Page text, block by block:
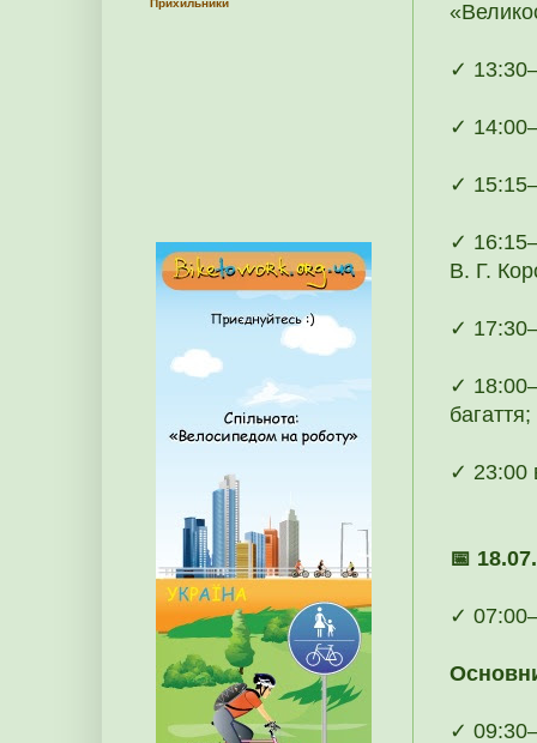
✓
✓
✓
✓
В. Г.
✓
✓
багаття;
✓ 23:00
📅
✓
✓
Прихильники